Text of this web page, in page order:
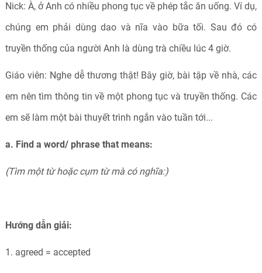
Nick: À, ở Anh có nhiều phong tục về phép tắc ăn uống. Ví dụ,
chúng em phải dùng dao và nĩa vào bữa tối. Sau đó có
truyền thống của người Anh là dùng trà chiều lúc 4 giờ.
Giáo viên: Nghe dễ thương thật! Bây giờ, bài tập về nhà, các
em nên tìm thông tin về một phong tục và truyền thống. Các
em sẽ làm một bài thuyết trình ngắn vào tuần tới...
a. Find a word/ phrase that means:
(Tìm một từ hoặc cụm từ mà có nghĩa:)
Hướng dẫn giải:
1. agreed = accepted